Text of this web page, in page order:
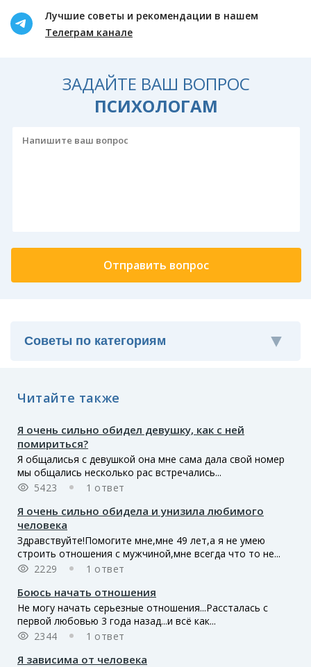
Лучшие советы и рекомендации в нашем
Телеграм канале
ЗАДАЙТЕ ВАШ ВОПРОС
ПСИХОЛОГАМ
Читайте также
Я очень сильно обидел девушку, как с ней
помириться?
Я общалисья с девушкой она мне сама дала свой номер
мы общались несколько рас встречались...
5423
1 ответ
Я очень сильно обидела и унизила любимого
человека
Здравствуйте!Помогите мне,мне 49 лет,а я не умею
строить отношения с мужчиной,мне всегда что то не...
2229
1 ответ
Боюсь начать отношения
Не могу начать серьезные отношения...Рассталась с
первой любовью 3 года назад...и всё как...
2344
1 ответ
Я зависима от человека